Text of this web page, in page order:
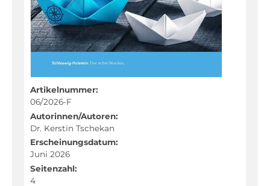
Fachportal
Artikelnummer:
06/2026-F
Autorinnen/Autoren:
Dr. Kerstin Tschekan
Erscheinungsdatum:
Juni 2026
Seitenzahl:
4